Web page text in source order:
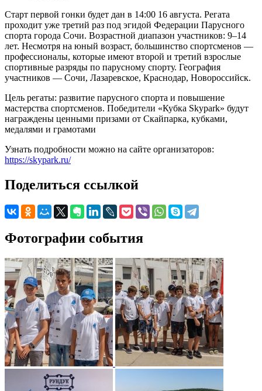
Старт первой гонки будет дан в 14:00 16 августа. Регата
проходит уже третий раз под эгидой Федерации Парусного
спорта города Сочи. Возрастной диапазон участников: 9–14
лет. Несмотря на юный возраст, большинство спортсменов —
профессионалы, которые имеют второй и третий взрослые
спортивные разряды по парусному спорту. География
участников — Сочи, Лазаревское, Краснодар, Новороссийск.
Цель регаты: развитие парусного спорта и повышение
мастерства спортсменов. Победители «Кубка Skypark» будут
награждены ценными призами от Скайпарка, кубками,
медалями и грамотами
Узнать подробности можно на сайте организаторов:
https://skypark.ru/
Поделиться ссылкой
Фотографии события